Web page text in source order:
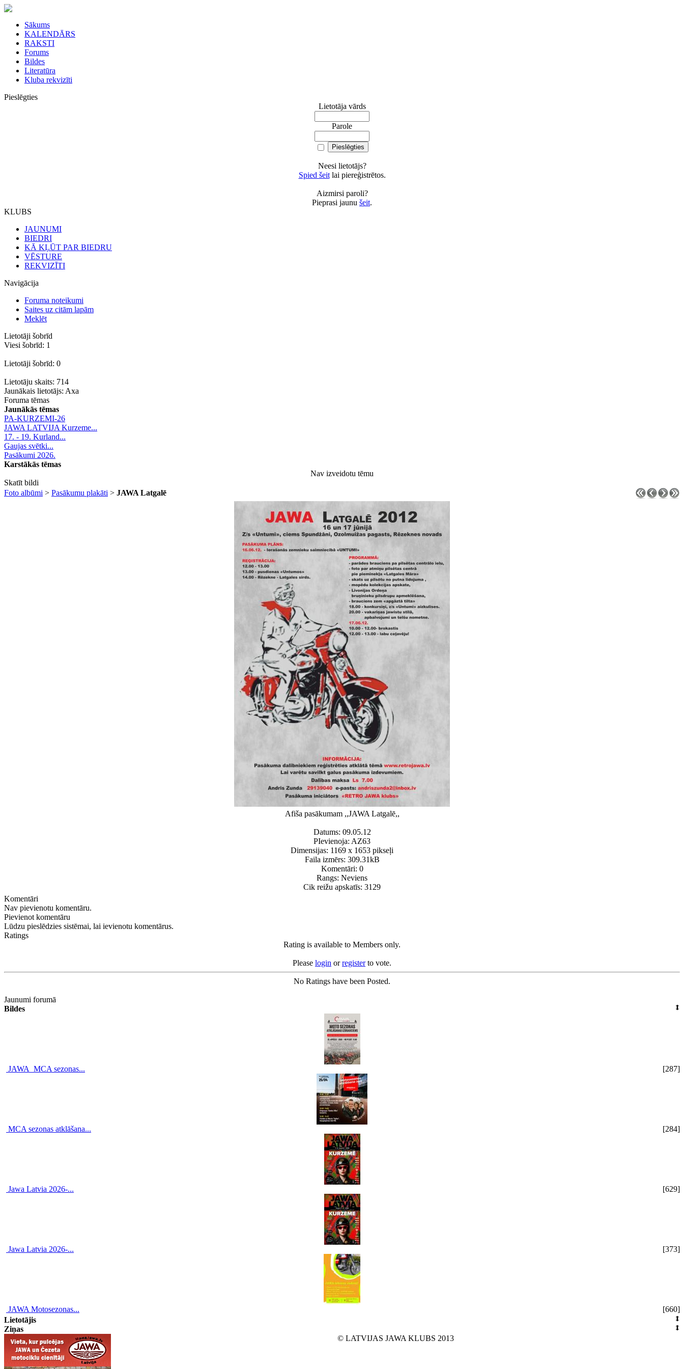
Sākums
KALENDĀRS
RAKSTI
Forums
Bildes
Literatūra
Kluba rekvizīti
Pieslēgties
Lietotāja vārds
Parole
Neesi lietotājs?
Spied šeitlai piereģistrētos.
Aizmirsi paroli?
Pieprasi jaunu šeit.
KLUBS
JAUNUMI
BIEDRI
KĀ KĻŪT PAR BIEDRU
VĒSTURE
REKVIZĪTI
Navigācija
Foruma noteikumi
Saites uz citām lapām
Meklēt
Lietotāji šobrīd
Viesi šobrīd: 1
Lietotāji šobrīd: 0
Lietotāju skaits: 714
Jaunākais lietotājs: Axa
Foruma tēmas
Jaunākās tēmas
PA-KURZEMI-26
JAWA LATVIJA Kurzeme...
17. - 19. Kurland...
Gaujas svētki...
Pasākumi 2026.
Karstākās tēmas
Nav izveidotu tēmu
Skatīt bildi
Foto albūmi > Pasākumu plakāti > JAWA Latgalē
Afiša pasākumam ,,JAWA Latgalē,,
Datums: 09.05.12
PIevienoja: AZ63
Dimensijas: 1169 x 1653 pikseļi
Faila izmērs: 309.31kB
Komentāri: 0
Rangs: Neviens
Cik reižu apskatīs: 3129
Komentāri
Nav pievienotu komentāru.
Pievienot komentāru
Lūdzu pieslēdzies sistēmai, lai ievienotu komentārus.
Ratings
Rating is available to Members only.
Please login orregisterto vote.
No Ratings have been Posted.
Jaunumi forumā
Bildes
JAWA_MCA sezonas... [287]
MCA sezonas atklāšana... [284]
Jawa Latvia 2026-... [629]
Jawa Latvia 2026-... [373]
JAWA Motosezonas...
[660]
Lietotājis
Ziņas
© LATVIJAS JAWA KLUBS 2013